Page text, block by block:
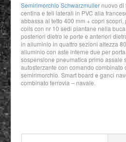
Semirimorchio Schwarzmuller nuovo di
centina e teli laterali in PVC alla
abbassa al tetto 400 mm + copri
coils con nr 10 sedi piantane nella
posteriori dietro le porte e anteriori
in alluminio in quattro sezioni altezza
alluminio con aste interne due per
sospensione pneumatica primo assale
autosterzante con comando combinato
semirimorchio. Smart board e ganci
combinato ferrovia – navale.